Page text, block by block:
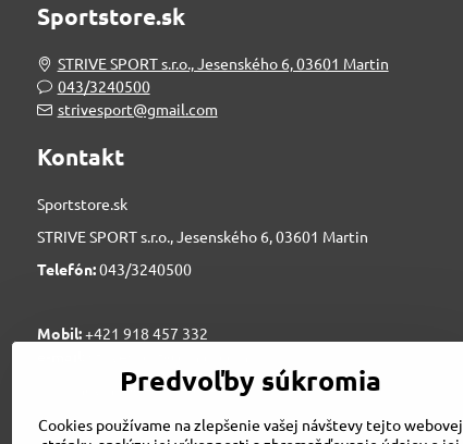
Sportstore.sk
STRIVE SPORT s.r.o., Jesenského 6, 03601 Martin
043/3240500
strivesport@gmail.com
Kontakt
Sportstore.sk
STRIVE SPORT s.r.o., Jesenského 6, 03601 Martin
Telefón:043/3240500
Mobil:+421 918 457 332
novinky@sportstore.sk
Predvoľby súkromia
Cookies používame na zlepšenie vašej návštevy tejto webovej